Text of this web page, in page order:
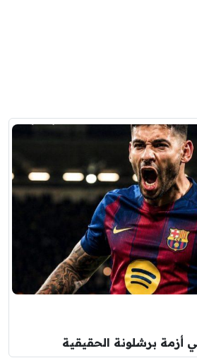
أزمة برشلونة الحقيقية